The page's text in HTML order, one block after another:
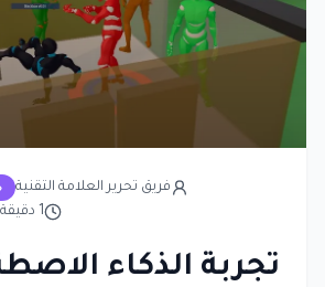
فريق تحرير العلامة التقنية
1 دقيقة
تجربة الذكاء